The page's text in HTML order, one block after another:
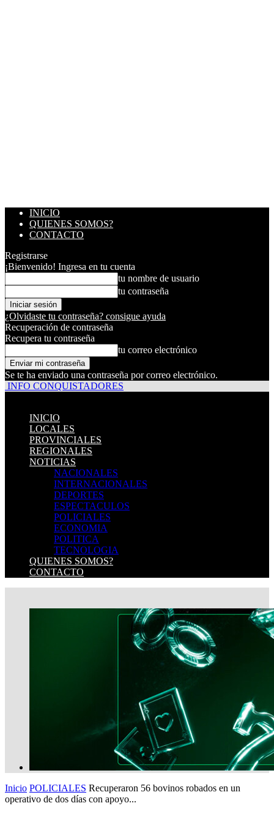
INICIO
QUIENES SOMOS?
CONTACTO
Registrarse
¡Bienvenido! Ingresa en tu cuenta
tu nombre de usuario
tu contraseña
¿Olvidaste tu contraseña? consigue ayuda
Recuperación de contraseña
Recupera tu contraseña
tu correo electrónico
Se te ha enviado una contraseña por correo electrónico.
INFO CONQUISTADORES
INICIO
LOCALES
PROVINCIALES
REGIONALES
NOTICIAS
NACIONALES
INTERNACIONALES
DEPORTES
ESPECTACULOS
POLICIALES
ECONOMIA
POLITICA
TECNOLOGIA
QUIENES SOMOS?
CONTACTO
Inicio POLICIALES Recuperaron 56 bovinos robados en un
operativo de dos días con apoyo...